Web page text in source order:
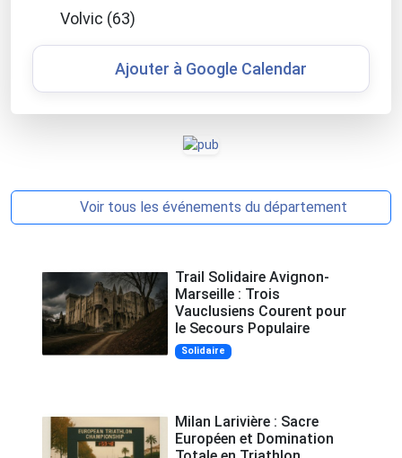
Volvic (63)
Ajouter à Google Calendar
Voir tous les événements du département
Trail Solidaire Avignon-
Marseille : Trois
Vauclusiens Courent pour
le Secours Populaire
Solidaire
Milan Larivière : Sacre
Européen et Domination